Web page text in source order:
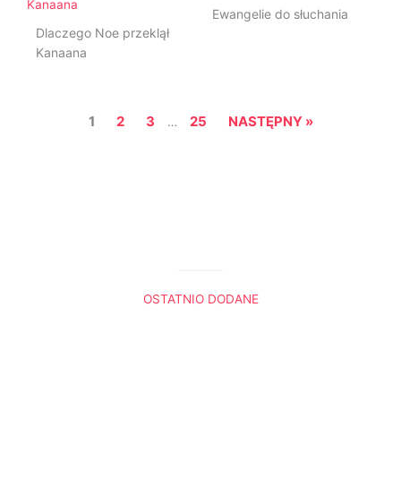
Dlaczego Noe przeklął
Kanaana
Ewangelie do słuchania
1 2 3 … 25 NASTĘPNY »
OSTATNIO DODANE